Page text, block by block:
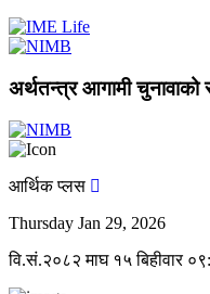
अर्थतन्त्र आगामी
आर्थिक प्लस
Thursday Jan 29, 2026
वि.सं.२०८२ माघ १५ बिहीवार